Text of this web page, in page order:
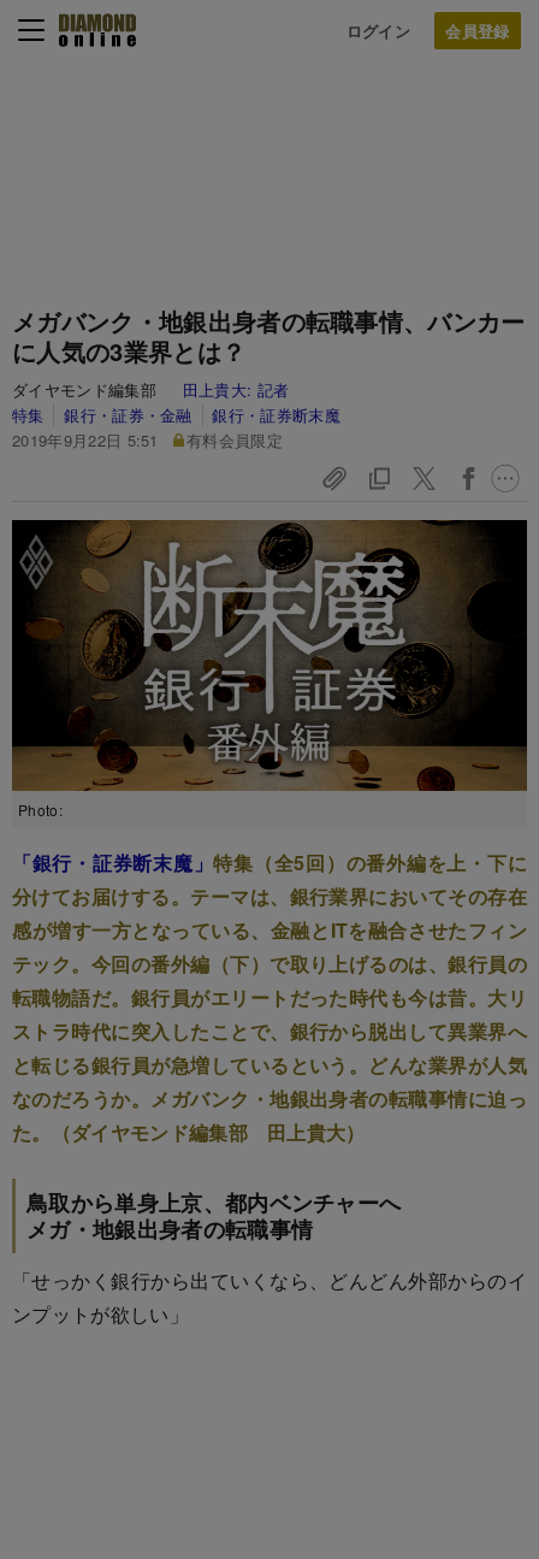
ログイン
メガバンク・地銀出身者の転職事情、バンカー
に人気の3業界とは？
ダイヤモンド編集部 田上貴大: 記者
特集
銀行・証券・金融
銀行・証券断末魔
2019年9月22日 5:51
有料会員限定
Photo:
「銀行・証券断末魔」特集（全5回）の番外編を上・下に
分けてお届けする。テーマは、銀行業界においてその存在
感が増す一方となっている、金融とITを融合させたフィン
テック。今回の番外編（下）で取り上げるのは、銀行員の
転職物語だ。銀行員がエリートだった時代も今は昔。大リ
ストラ時代に突入したことで、銀行から脱出して異業界へ
と転じる銀行員が急増しているという。どんな業界が人気
なのだろうか。メガバンク・地銀出身者の転職事情に迫っ
た。（ダイヤモンド編集部 田上貴大）
鳥取から単身上京、都内ベンチャーへ
メガ・地銀出身者の転職事情
「せっかく銀行から出ていくなら、どんどん外部からのイ
ンプットが欲しい」